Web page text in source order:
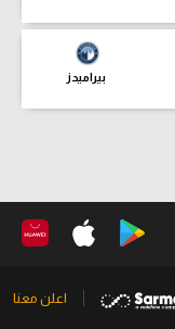
بيراميدز
اعلن معنا